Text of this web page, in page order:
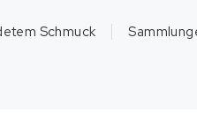
Schmuck